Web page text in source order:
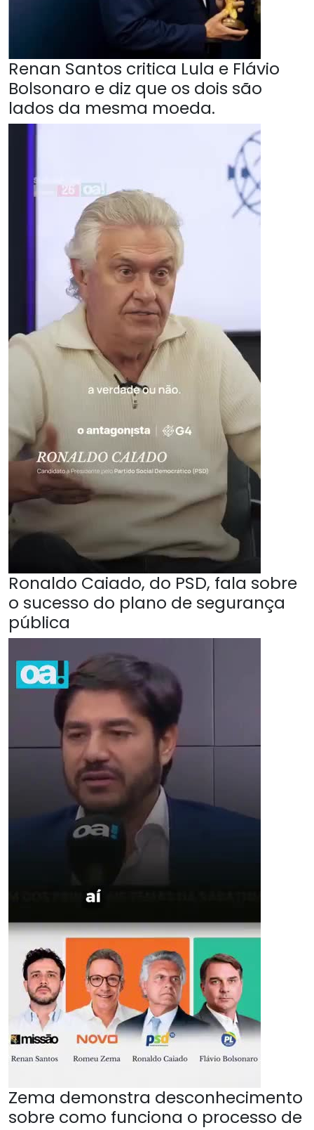
Renan Santos critica Lula e Flávio
Bolsonaro e diz que os dois são
lados da mesma moeda.
Ronaldo Caiado, do PSD, fala sobre
o sucesso do plano de segurança
pública
Zema demonstra desconhecimento
sobre como funciona o processo de